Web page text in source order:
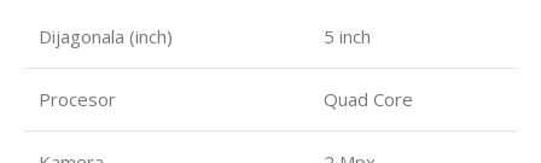
Dijagonala (inch) 5 inch
Procesor Quad Core